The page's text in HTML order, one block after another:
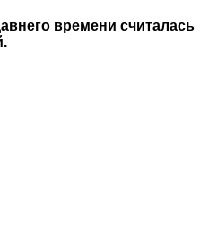
времени считалась